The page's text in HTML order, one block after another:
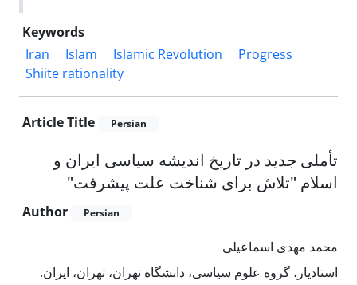
Keywords
Iran
Islam Islamic Revolution
Progress
Shiite rationality
Article Title Persian
تأملی جدید در تاریخ اندیشه سیاسی ایران و
اسلام "تلاش برای شناخت علت پیشرفت"
Author Persian
محمد مهدی اسماعیلی
استادیار، گروه علوم سیاسی، دانشگاه تهران، تهران، ایران.